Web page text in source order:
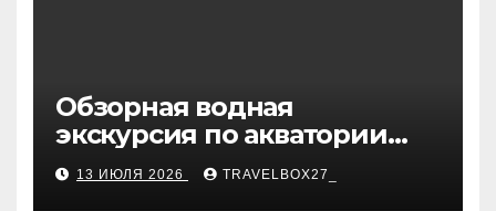
Обзорная водная
экскурсия по акватории
бухты Песчаная
13 ИЮЛЯ 2026 TRAVELBOX27_